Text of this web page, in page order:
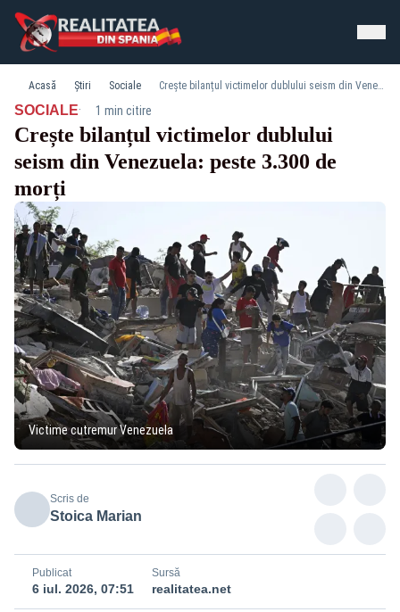
Acasă Știri Sociale Crește bilanțul victimelor dublului seism din Venezuela: peste 3.300 de morți
SOCIALE· 1 min citire
Crește bilanțul victimelor dublului
seism din Venezuela: peste 3.300 de
morți
Victime cutremur Venezuela
Scris de
Stoica Marian
Publicat
6 iul. 2026, 07:51
Sursă
realitatea.net